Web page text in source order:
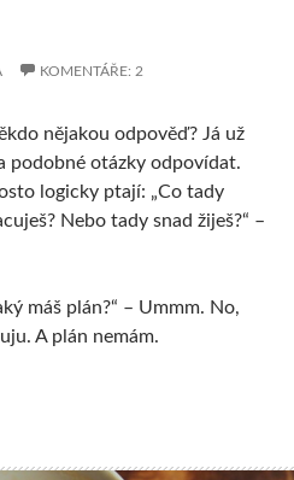
KOMENTÁŘE: 2
nějakou odpověď? Já už
podobné otázky odpovídat.
logicky ptají: „Co tady
Nebo tady snad žiješ?“ –
máš plán?“ – Ummm. No,
A plán nemám.
není jen med